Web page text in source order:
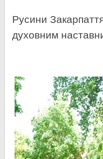
Русини
духовним